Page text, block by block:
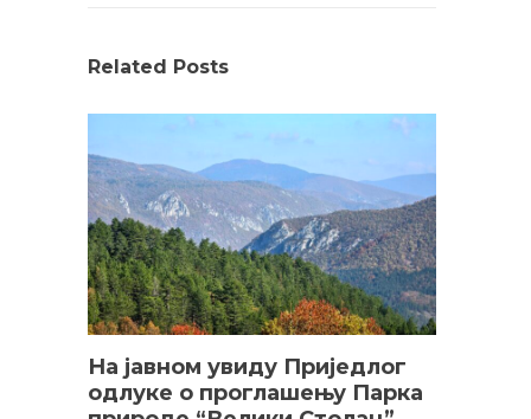
Related Posts
На јавном увиду Приједлог
oдлуке о проглашењу Парка